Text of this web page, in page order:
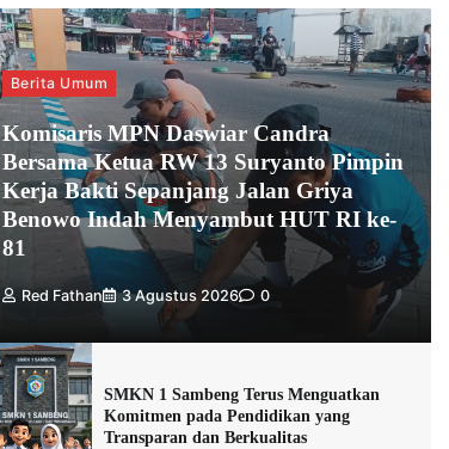
Berita Umum
Komisaris MPN Daswiar Candra
Bersama Ketua RW 13 Suryanto Pimpin
Kerja Bakti Sepanjang Jalan Griya
Benowo Indah Menyambut HUT RI ke-
81
Red Fathan 3 Agustus 2026 0
SMKN 1 Sambeng Terus Menguatkan
Komitmen pada Pendidikan yang
Transparan dan Berkualitas